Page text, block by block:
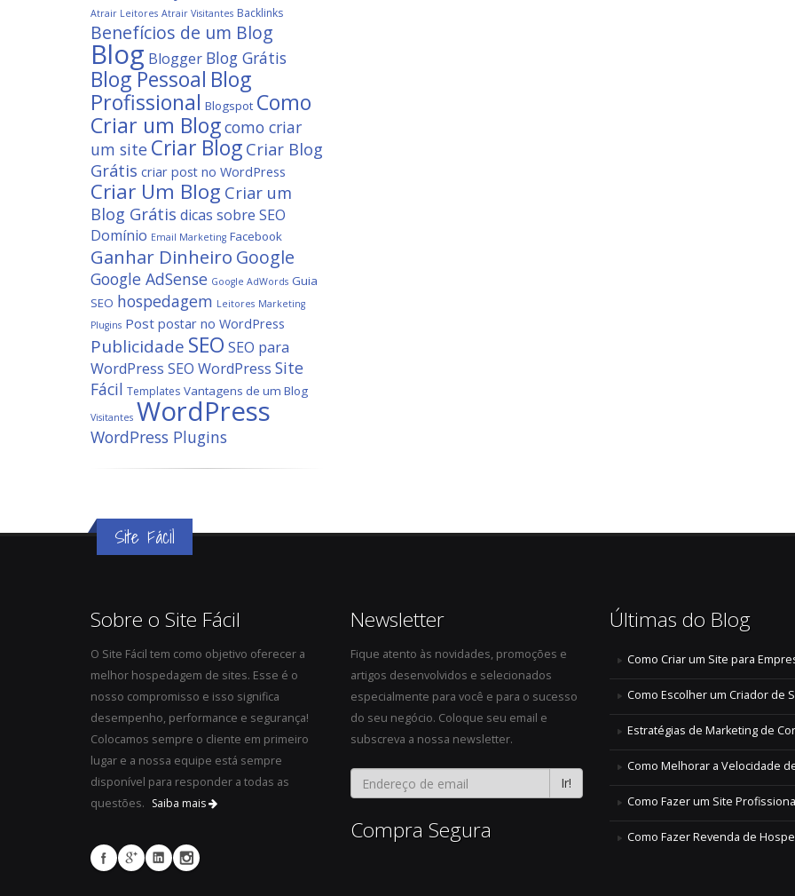
Atrair Leitores Atrair Visitantes Backlinks
Benefícios de um Blog
Blog Blogger Blog Grátis
Blog Pessoal Blog
Profissional Blogspot Como
Criar um Blogcomo criar
um site Criar Blog Criar Blog
Grátis criar post no WordPress
Criar Um Blog Criar um
Blog Grátis dicas sobre SEO
Domínio Email Marketing Facebook
Ganhar Dinheiro Google
Google AdSense Google AdWords Guia
SEO hospedagem Leitores Marketing
Plugins Post postar no WordPress
Publicidade SEO SEO para
WordPress SEO WordPress Site
Fácil Templates Vantagens de um Blog
Visitantes WordPress
WordPress Plugins
Site Fácil
Sobre o Site Fácil
O Site Fácil tem como objetivo oferecer a
melhor hospedagem de sites. Esse é o
nosso compromisso e isso significa
desempenho, performance e segurança!
Colocamos sempre o cliente em primeiro
lugar e a nossa equipe está sempre
disponível para responder a todas as
questões. Saiba mais
Newsletter
Fique atento às novidades, promoções e
artigos desenvolvidos e selecionados
especialmente para você e para o sucesso
do seu negócio. Coloque seu email e
subscreva a nossa newsletter.
Ir!
Compra Segura
Últimas do Blog
Como Criar um Site para
Como Escolher um Criador de
Estratégias de Marketing de
Como Melhorar a Velocidade
Como Fazer um Site
Como Fazer Revenda de